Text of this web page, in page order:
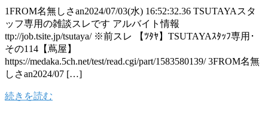
1FROM名無しさan2024/07/03(水) 16:52:32.36 TSUTAYAスタ
ッフ専用の雑談スレです アルバイト情報
ttp://job.tsite.jp/tsutaya/ ※前スレ 【ﾂﾀﾔ】TSUTAYAｽﾀｯﾌ専用･
その114【蔦屋】
https://medaka.5ch.net/test/read.cgi/part/1583580139/ 3FROM名無
しさan2024/07 […]
続きを読む